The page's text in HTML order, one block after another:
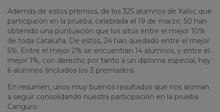
Además de estos premios, de los 325 alumnos de Xaloc que
participaron en la prueba, celebrada el 19 de marzo, 50 han
obtenido una puntuación que los sitúa entre el mejor 10%
de toda Cataluña. De estos, 24 han quedado entre el mejor
5%. Entre el mejor 2% se encuentran 14 alumnos, y entre el
mejor 1%, con derecho por tanto a un diploma especial, hay
6 alumnos (incluidos los 3 premiados).
En resumen, unos muy buenos resultados que nos animan
a seguir consolidando nuestra participación en la prueba
Canguro.